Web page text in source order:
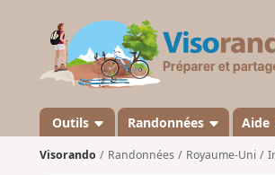
Outils Randonnées Aide
Visorando Randonnées Royaume-Uni